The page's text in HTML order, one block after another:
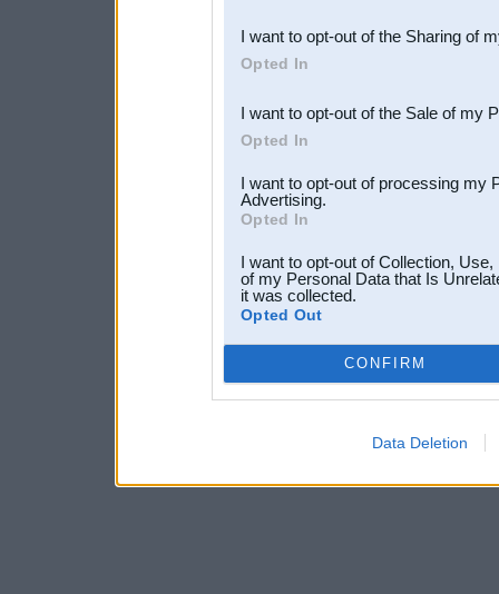
Downstream Participants
third parties.
I want to opt-out of the Sharing of
Opted In
I want to opt-out of the Sale of my
Opted In
I want to opt-out of processing my
Advertising.
Opted In
I want to opt-out of Collection,
of my Personal Data that Is
it was collected.
Opted Out
CONFIRM
Data Deletion